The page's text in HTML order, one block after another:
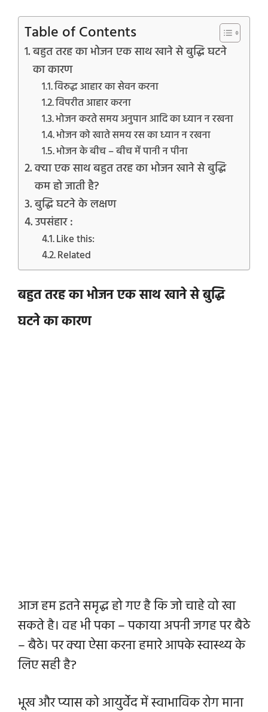
Table of Contents
बहुत तरह का भोजन एक साथ खाने से बुद्धि घटने
का कारण
विरुद्ध आहार का सेवन करना
विपरीत आहार करना
भोजन करते समय अनुपान आदि का ध्यान न रखना
भोजन को खाते समय रस का ध्यान न रखना
भोजन के बीच – बीच में पानी न पीना
क्या एक साथ बहुत तरह का भोजन खाने से बुद्धि
कम हो जाती है?
बुद्धि घटने के लक्षण
उपसंहार :
Like this:
Related
बहुत तरह का भोजन एक साथ खाने से बुद्धि
घटने का कारण
आज हम इतने समृद्ध हो गए है कि जो चाहे वो खा
सकते है। वह भी पका – पकाया अपनी जगह पर बैठे
– बैठे। पर क्या ऐसा करना हमारे आपके स्वास्थ्य के
लिए सही है?
भूख और प्यास को आयुर्वेद में स्वाभाविक रोग माना